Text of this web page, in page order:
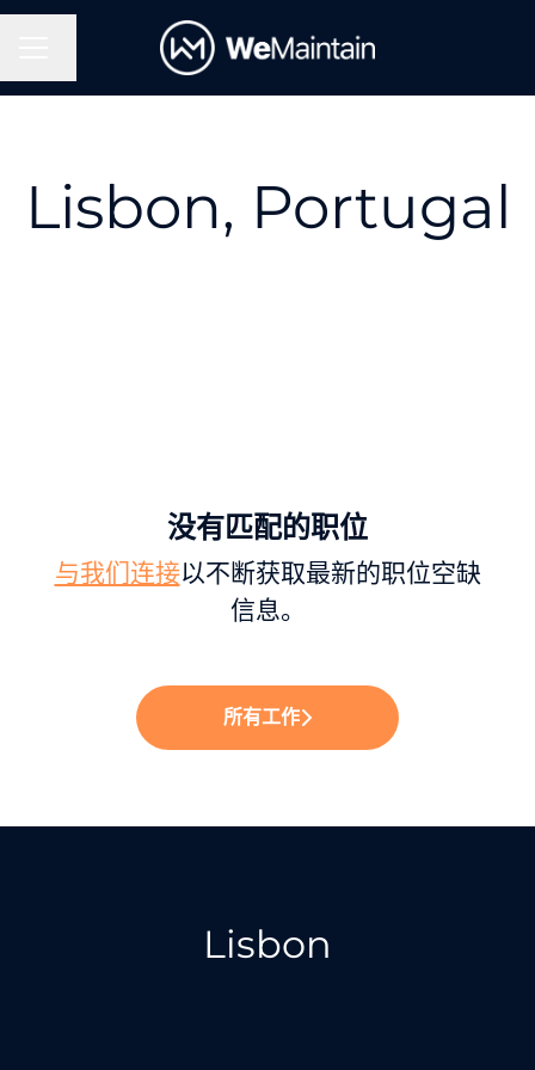
Lisbon, Portugal
没有匹配的职位
与我们连接以不断获取最新的职位空缺
信息。
所有工作
Lisbon